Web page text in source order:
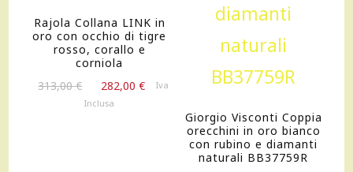
Rajola Collana LINK in
oro con occhio di tigre
rosso, corallo e
corniola
313,00€
prezzo
282,00€
Il
attuale
282,00 €.
Iva
Inclusa
Giorgio Visconti Coppia
orecchini in oro bianco
con rubino e diamanti
naturali BB37759R